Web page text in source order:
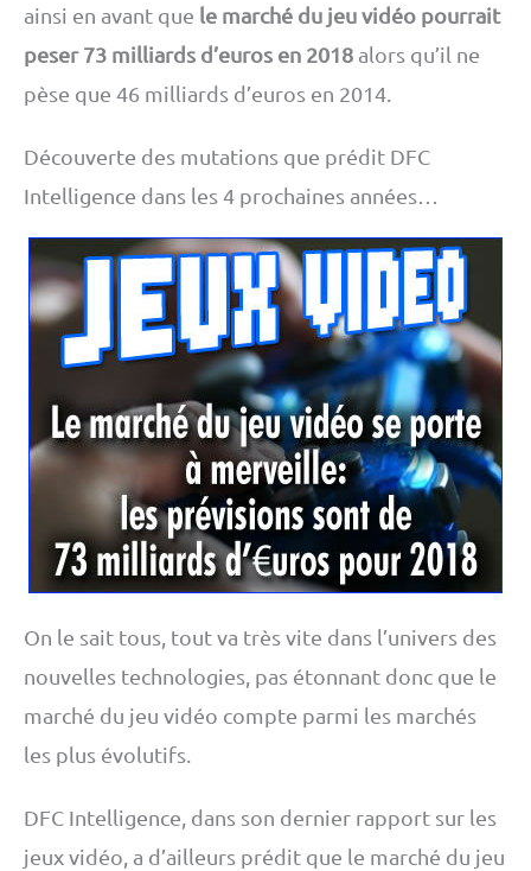
ainsi en avant que le marché du jeu vidéo pourrait
peser 73 milliards d’euros en 2018 alors qu’il ne
pèse que 46 milliards d’euros en 2014.
Découverte des mutations que prédit DFC
Intelligence dans les 4 prochaines années…
On le sait tous, tout va très vite dans l’univers des
nouvelles technologies, pas étonnant donc que le
marché du jeu vidéo compte parmi les marchés
les plus évolutifs.
DFC Intelligence, dans son dernier rapport sur les
jeux vidéo, a d’ailleurs prédit que le marché du jeu